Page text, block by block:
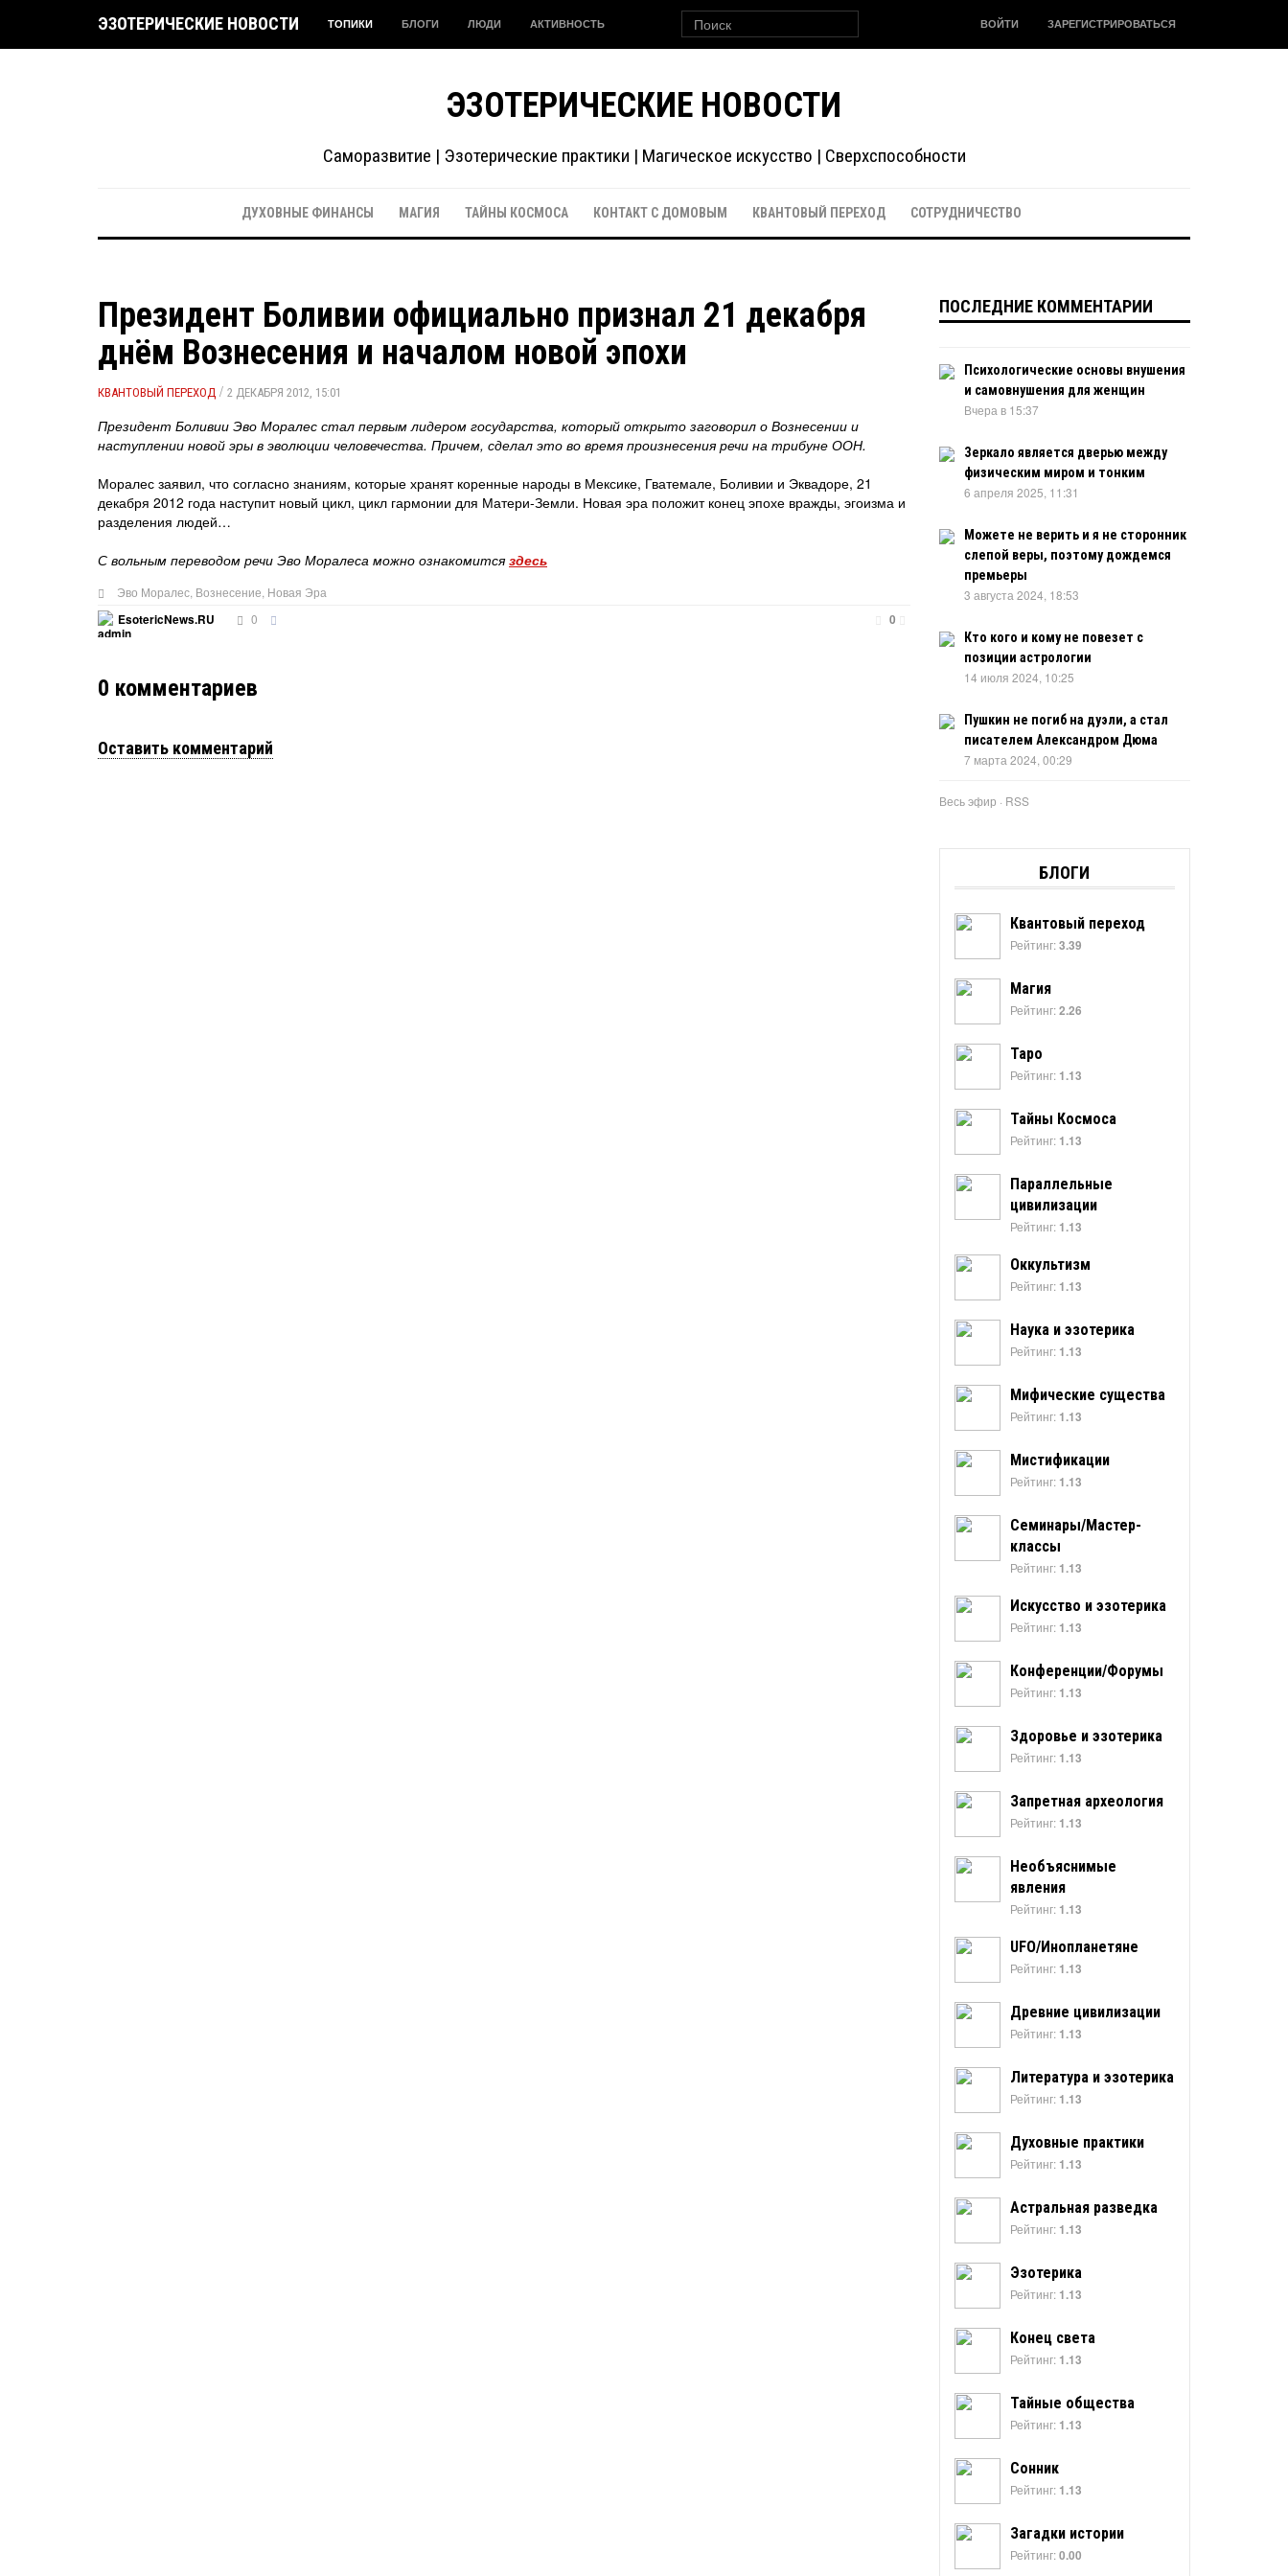
ЭЗОТЕРИЧЕСКИЕ НОВОСТИ ТОПИКИ БЛОГИ ЛЮДИ АКТИВНОСТЬ ВОЙТИ ЗАРЕГИСТРИРОВАТЬСЯ
ЭЗОТЕРИЧЕСКИЕ НОВОСТИ
Саморазвитие | Эзотерические практики | Магическое искусство | Сверхспособности
ДУХОВНЫЕ ФИНАНСЫ МАГИЯ ТАЙНЫ КОСМОСА КОНТАКТ С ДОМОВЫМ КВАНТОВЫЙ ПЕРЕХОД СОТРУДНИЧЕСТВО
Президент Боливии официально признал 21 декабря
днём Вознесения и началом новой эпохи
КВАНТОВЫЙ ПЕРЕХОД / 2 ДЕКАБРЯ 2012, 15:01
Президент Боливии Эво Моралес стал первым лидером государства, который открыто заговорил о Вознесении и
наступлении новой эры в эволюции человечества. Причем, сделал это во время произнесения речи на трибуне ООН.
Моралес заявил, что согласно знаниям, которые хранят коренные народы в Мексике, Гватемале, Боливии и Эквадоре, 21
декабря 2012 года наступит новый цикл, цикл гармонии для Матери-Земли. Новая эра положит конец эпохе вражды, эгоизма и
разделения людей…
С вольным переводом речи Эво Моралеса можно ознакомитсяздесь
Эво Моралес, Вознесение Новая Эра
EsotericNews.RU
0 0
0 комментариев
Оставить комментарий
ПОСЛЕДНИЕ КОММЕНТАРИИ
Психологические основы внушения
и самовнушения для женщин
Вчера в 15:37
Зеркало является дверью между
физическим миром и тонким
6 апреля 2025, 11:31
Можете не верить и я не сторонник
слепой веры, поэтому дождемся
премьеры
3 августа 2024, 18:53
Кто кого и кому не повезет с
позиции астрологии
14 июля 2024, 10:25
Пушкин не погиб на дуэли, а стал
писателем Александром Дюма
7 марта 2024, 00:29
Весь эфир · RSS
БЛОГИ
Квантовый переход
Рейтинг:3.39
Магия
Рейтинг:2.26
Таро
Рейтинг: 1.13
Тайны Космоса
Рейтинг: 1.13
Параллельные
цивилизации
Рейтинг: 1.13
Оккультизм
Рейтинг: 1.13
Наука и эзотерика
Рейтинг: 1.13
Мифические существа
Рейтинг: 1.13
Мистификации
Рейтинг: 1.13
Семинары/Мастер-
классы
Рейтинг: 1.13
Искусство и эзотерика
Рейтинг: 1.13
Конференции/Форумы
Рейтинг: 1.13
Здоровье и эзотерика
Рейтинг: 1.13
Запретная археология
Рейтинг: 1.13
Необъяснимые
явления
Рейтинг: 1.13
UFO/Инопланетяне
Рейтинг: 1.13
Древние цивилизации
Рейтинг: 1.13
Литература и эзотерика
Рейтинг: 1.13
Духовные практики
Рейтинг: 1.13
Астральная разведка
Рейтинг: 1.13
Эзотерика
Рейтинг: 1.13
Конец света
Рейтинг: 1.13
Тайные общества
Рейтинг: 1.13
Сонник
Рейтинг: 1.13
Загадки истории
Рейтинг:0.00